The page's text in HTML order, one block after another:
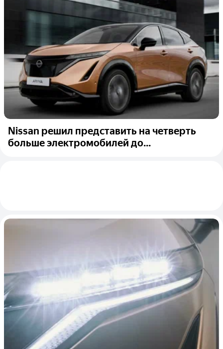
Nissan решил представить на четверть
больше электромобилей до...